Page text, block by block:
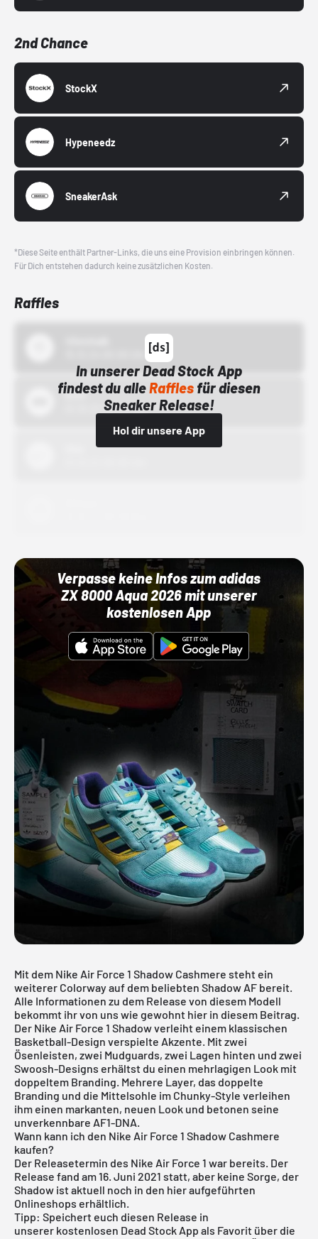
2nd Chance
StockX
Hypeneedz
SneakerAsk
*Diese Seite enthält Partner-Links, die uns eine Provision einbringen können.
Für Dich entstehen dadurch keine zusätzlichen Kosten.
Raffles
In unserer Dead Stock App
findest du alleRafflesfür diesen
Sneaker Release!
Hol dir unsere App
Bstn
01.10.22 00:00 Uhr
Verpasse keine Infos zum adidas
ZX 8000 Aqua 2026 mit unserer
kostenlosen App
Mit dem Nike Air Force 1 Shadow Cashmere steht ein
weiterer Colorway auf dem beliebten Shadow AF bereit.
Alle Informationen zu dem Release von diesem Modell
bekommt ihr von uns wie gewohnt hier in diesem Beitrag.
Der Nike Air Force 1 Shadow verleiht einem klassischen
Basketball-Design verspielte Akzente. Mit zwei
Ösenleisten, zwei Mudguards, zwei Lagen hinten und zwei
Swoosh-Designs erhältst du einen mehrlagigen Look mit
doppeltem Branding. Mehrere Layer, das doppelte
Branding und die Mittelsohle im Chunky-Style verleihen
ihm einen markanten, neuen Look und betonen seine
unverkennbare AF1-DNA.
Wann kann ich den Nike Air Force 1 Shadow Cashmere
kaufen?
Der Releasetermin des Nike Air Force 1 war bereits. Der
Release fand am 16. Juni 2021 statt, aber keine Sorge, der
Shadow ist aktuell noch in den hier aufgeführten
Onlineshops erhältlich.
Tipp: Speichert euch diesen Release in
unserer kostenlosen Dead Stock App als Favorit über die